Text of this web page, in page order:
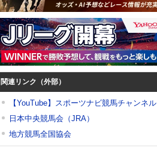
関連リンク（外部）
【YouTube】スポーツナビ競馬チャンネル
日本中央競馬会（JRA）
地方競馬全国協会